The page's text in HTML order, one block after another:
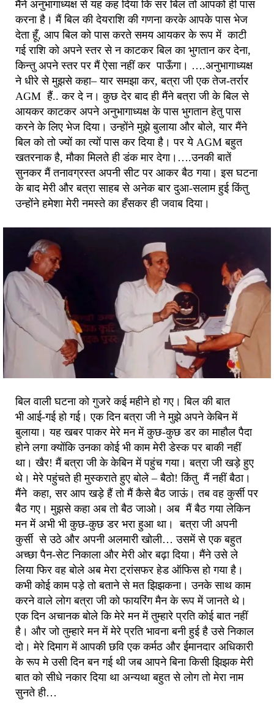
मैंने अनुभागाध्यक्ष से यह कह दिया कि सर बिल तो आपको ही पास
करना है। मैं बिल की देयराशि की गणना करके आपके पास भेज
देता हूँ, आप बिल को पास करते समय आयकर के रूप में काटी
गई राशि को अपने स्तर से न काटकर बिल का भुगतान कर देना,
किन्तु अपने स्तर पर मैं ऐसा नहीं कर पाऊँगा। ….अनुभागाध्यक्ष
ने धीरे से मुझसे कहा– यार समझा कर, बत्रा जी एक तेज-तर्रार
AGM हैं.. कर दे न। कुछ देर बाद ही मैंने बत्रा जी के बिल से
आयकर काटकर अपने अनुभागाध्यक्ष के पास भुगतान हेतु पास
करने के लिए भेज दिया। उन्होंने मुझे बुलाया और बोले, यार मैंने
बिल को तो ज्यों का त्यों पास कर दिया है। पर ये AGM बहुत
खतरनाक है, मौका मिलते ही डंक मार देगा।….उनकी बातें
सुनकर मैं तनावग्रस्त अपनी सीट पर आकर बैठ गया। इस घटना
के बाद मेरी और बत्रा साहब से अनेक बार दुआ-सलाम हुई किंतु
उन्होंने हमेशा मेरी नमस्ते का हँसकर ही जवाब दिया।
बिल वाली घटना को गुजरे कई महीने हो गए। बिल की बात
भी आई-गई हो गई। एक दिन बत्रा जी ने मुझे अपने केबिन में
बुलाया। यह खबर पाकर मेरे मन में कुछ-कुछ डर का माहौल पैदा
होने लगा क्योंकि उनका कोई भी काम मेरी डेस्क पर बाकी नहीं
था। खैर! मैं बत्रा जी के केबिन में पहुंच गया। बत्रा जी खड़े हुए
थे। मेरे पहुंचते ही मुस्कराते हुए बोले – बैठो! किंतु मैं नहीं बैठा।
‌मैंने कहा, सर आप खड़े हैं तो मैं कैसे बैठ जाऊं। तब वह कुर्सी पर
बैठ गए। मुझसे कहा अब तो बैठ जाओ। अब मैं बैठ गया लेकिन
मन में अभी भी कुछ-कुछ डर भरा हुआ था। बत्रा जी अपनी
कुर्सी से उठे और अपनी अलमारी खोली… उसमें से एक बहुत
अच्छा पैन-सेट निकाला और मेरी ओर बढ़ा दिया। मैंने उसे ले
लिया फिर वह बोले अब मेरा ट्रांसफर हेड ऑफिस हो गया है।
कभी कोई काम पड़े तो बताने से मत झिझकना। उनके साथ काम
करने वाले लोग बत्रा जी को फायरिंग मैन के रूप में जानते थे।
एक दिन अचानक बोले कि मेरे मन में तुम्हारे प्रति कोई बात नहीं
है। और जो तुम्हारे मन में मेरे प्रति भावना बनी हुई है उसे निकाल
दो। मेरे दिमाग में आपकी छवि एक कर्मठ और ईमानदार अधिकारी
के रूप मे उसी दिन बन गई थी जब आपने बिना किसी झिझक मेरी
बात को सीधे नकार दिया था अन्यथा बहुत से लोग तो मेरा नाम
सुनते ही…